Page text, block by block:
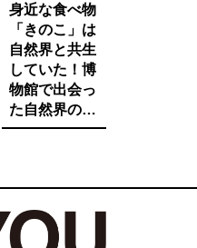
身近な食べ物
「きのこ」は
自然界と共生
していた！博
物館で出会っ
た自然界の法
則と栄養価が